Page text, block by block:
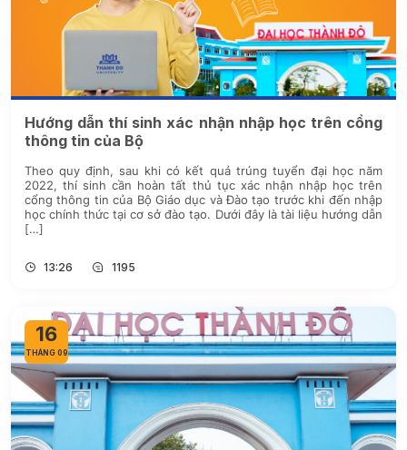
Hướng dẫn thí sinh xác nhận nhập học trên cổng
thông tin của Bộ
Theo quy định, sau khi có kết quả trúng tuyển đại học năm
2022, thí sinh cần hoàn tất thủ tục xác nhận nhập học trên
cổng thông tin của Bộ Giáo dục và Đào tạo trước khi đến nhập
học chính thức tại cơ sở đào tạo. Dưới đây là tài liệu hướng dẫn
[…]
13:26 1195
16
THÁNG 09